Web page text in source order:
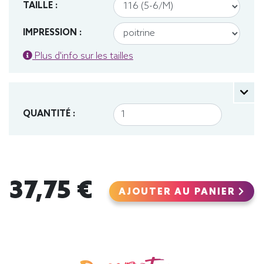
TAILLE :
IMPRESSION :
Plus d'info sur les tailles
QUANTITÉ :
37,75 € AJOUTER AU PANIER